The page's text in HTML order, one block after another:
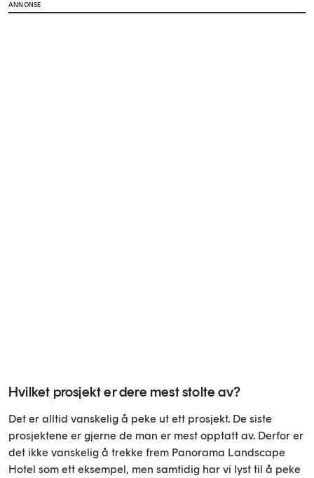
ANNONSE
Hvilket prosjekt er dere mest stolte av?
Det er alltid vanskelig å peke ut ett prosjekt. De siste
prosjektene er gjerne de man er mest opptatt av. Derfor er
det ikke vanskelig å trekke frem Panorama Landscape
Hotel som ett eksempel, men samtidig har vi lyst til å peke